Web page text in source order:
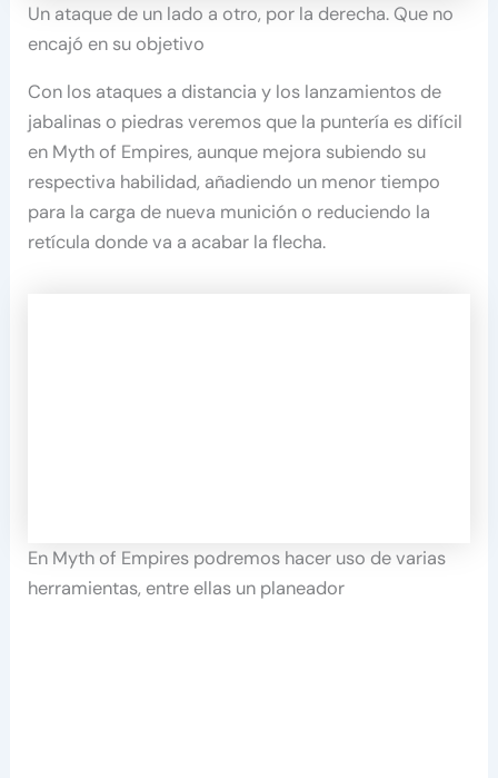
Un ataque de un lado a otro, por la derecha. Que no
encajó en su objetivo
Con los ataques a distancia y los lanzamientos de
jabalinas o piedras veremos que la puntería es difícil
en Myth of Empires, aunque mejora subiendo su
respectiva habilidad, añadiendo un menor tiempo
para la carga de nueva munición o reduciendo la
retícula donde va a acabar la flecha.
En Myth of Empires podremos hacer uso de varias
herramientas, entre ellas un planeador